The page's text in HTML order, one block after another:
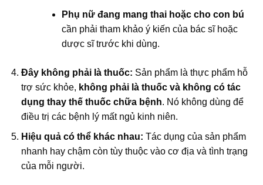
Phụ nữ đang mang thai hoặc cho con bú
cần phải tham khảo ý kiến của bác sĩ hoặc
dược sĩ trước khi dùng.
Đây không phải là thuốc: Sản phẩm là thực phẩm hỗ
trợ sức khỏe, không phải là thuốc và không có tác
dụng thay thế thuốc chữa bệnh. Nó không dùng để
điều trị các bệnh lý mất ngủ kinh niên.
Hiệu quả có thể khác nhau: Tác dụng của sản phẩm
nhanh hay chậm còn tùy thuộc vào cơ địa và tình trạng
của mỗi người.